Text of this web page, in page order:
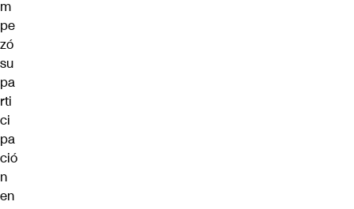
m
pe
zó
su
pa
rti
ci
pa
ció
n
en